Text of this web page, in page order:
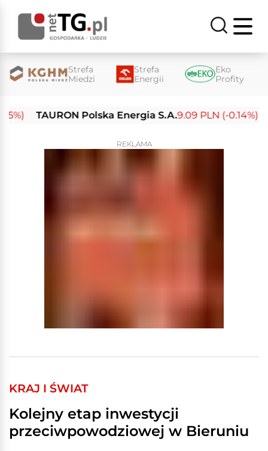
Strefa
Miedzi
Strefa
Energii
Eko
Profity
TAURON Polska Energia S.A. 9.09 PLN (-0.14%)
REKLAMA
KRAJ I ŚWIAT
Kolejny etap inwestycji
przeciwpowodziowej w Bieruniu